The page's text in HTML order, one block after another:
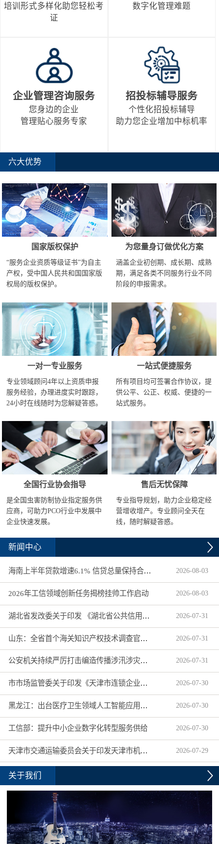
培训形式多样化助您轻松考
证
数字化管理难题
企业管理咨询服务
您身边的企业
管理贴心服务专家
招投标辅导服务
个性化招投标辅导
助力您企业增加中标机率
六大优势
国家版权保护
“服务企业资质等级证书”为自主
产权，受中国人民共和国国家版
权局的版权保护。
为您量身订做优化方案
涵盖企业初创期、成长期、成熟
期，满足各类不同服务行业不同
阶段的申报需求。
一对一专业服务
专业领域顾问4年以上资质申报
服务经验，办理进度实时跟踪，
24小时在线随时为您解疑答惑。
一站式便捷服务
所有项目均可签署合作协议，提
供公平、公正、权威、便捷的一
站式服务。
全国行业协会指导
是全国虫害防制协业指定服务供
应商，可助力PCO行业中发展中
企业快速发展。
售后无忧保障
专业指导规划，助力企业稳定经
营增收增产。专业顾问全天在
线，随时解疑答惑。
新闻中心
海南上半年贷款增速6.1% 信贷总量保持合理平稳增长 2026-08-03
2026年工信领域创新任务揭榜挂帅工作启动 2026-08-03
湖北省发改委关于印发 《湖北省公共信用信息目录（2026年版）》的通知 2026-07-31
山东：全省首个海关知识产权技术调查官制度落地济南自贸片区 2026-07-31
公安机关持续严厉打击编造传播涉汛涉灾网络谣言 2026-07-31
市市场监管委关于印发《天津市连锁企业食品经营许可“先证后核”信用承诺审批实施办法》的通知 2026-07-30
黑龙江：出台医疗卫生领域人工智能应用工作实施方案 2026-07-30
工信部：提升中小企业数字化转型服务供给 2026-07-30
天津市交通运输委员会关于印发天津市机动车驾驶员培训机构及教练员综合信用评价管理办法的通知 2026-07-29
关于我们